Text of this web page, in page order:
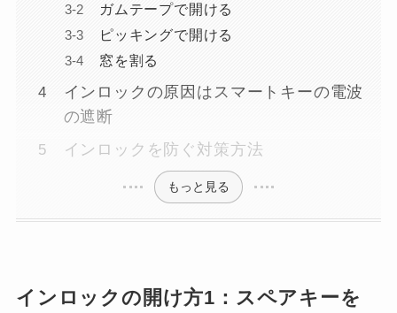
ガムテープで開ける
ピッキングで開ける
窓を割る
インロックの原因はスマートキーの電波
の遮断
インロックを防ぐ対策方法
もっと見る
インロックの開け方1：スペアキーを